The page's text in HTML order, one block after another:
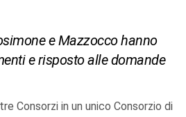
e Mazzocco hanno
e risposto alle domande
Consorzi in un unico Consorzio di